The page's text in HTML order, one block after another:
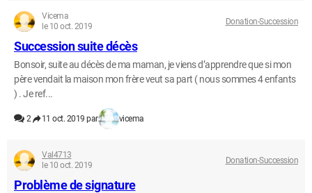
Vicema
le 10 oct. 2019
Donation-Succession
Succession suite décès
Bonsoir, suite au décès de ma maman, je viens d’apprendre que si mon
père vendait la maison mon frère veut sa part ( nous sommes 4 enfants
) . Je ref...
2 11 oct. 2019 par vicema
Val4713
le 10 oct. 2019
Donation-Succession
Problème de signature